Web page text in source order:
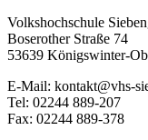
Volkshochschule
Boserother Straße 74
53639 Königswinter-
E-Mail: kontakt@vhs-
Tel: 02244 889-207
Fax: 02244 889-378